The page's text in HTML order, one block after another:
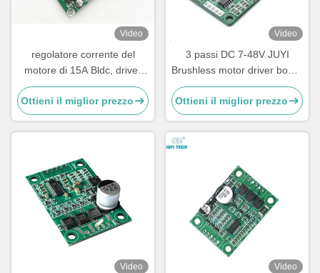
Video
regolatore corrente del
motore di 15A Bldc, driver
trifase di piccola dimensione
del motore
Ottieni il miglior prezzo
Video
3 passi DC 7-48V JUYI
Brushless motor driver board
10A sensore controller di
velocità del motore senza
controllo PWM
Ottieni il miglior prezzo
Video Video